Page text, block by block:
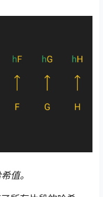
值。